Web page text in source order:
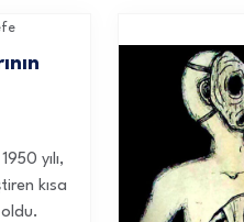
yılı,
kısa